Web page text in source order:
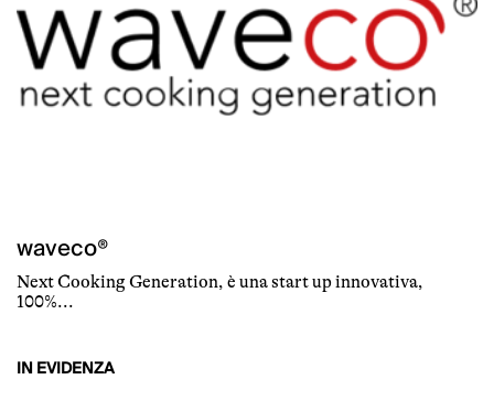
waveco®
Next Cooking Generation, è una start up innovativa,
100%...
IN EVIDENZA